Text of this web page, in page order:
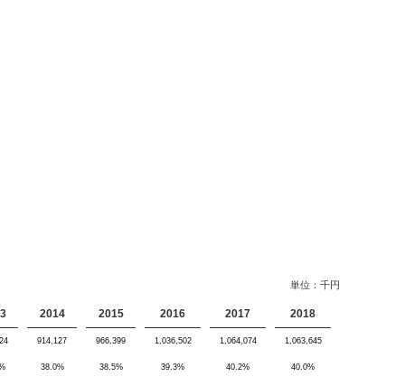
単位：千円
2014 2015 2016 2017 2018
914,127 966,399 1,036,502 1,064,074 1,063,645
38.0% 38.5% 39.3% 40.2% 40.0%